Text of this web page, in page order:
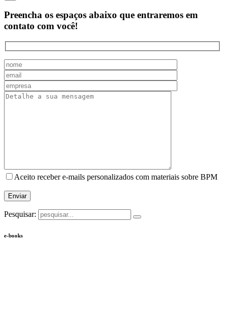
Preencha os espaços abaixo que entraremos em
contato com você!
Aceito receber e-mails personalizados com materiais sobre BPM
Pesquisar:
e-books